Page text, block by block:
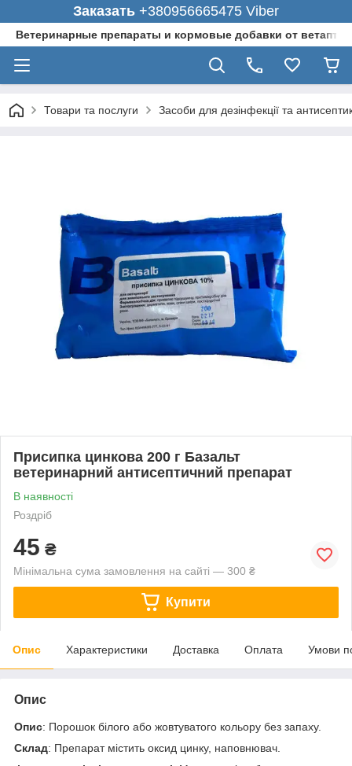
Заказать +380956665475 Viber
Ветеринарные препараты и кормовые добавки от
Товари та послуги Засоби для дезінфекції та
Присипка цинкова 200 г Базальт
ветеринарний антисептичний препарат
В наявності
Роздріб
45 ₴
Мінімальна сума замовлення на сайті — 300 ₴
Купити
Опис Характеристики Доставка Оплата Умови
Опис
Опис: Порошок білого або жовтуватого кольору без запаху.
Склад: Препарат містить оксид цинку, наповнювач.